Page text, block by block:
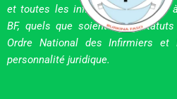
et toutes les infirmières habilités
BF, quels que soient leurs statuts
Ordre National des Infirmiers
personnalité juridique.